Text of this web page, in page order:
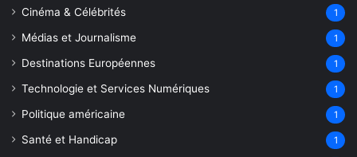
Cinéma & Célébrités 1
Médias et Journalisme 1
Destinations Européennes 1
Technologie et Services Numériques 1
Politique américaine 1
Santé et Handicap 1